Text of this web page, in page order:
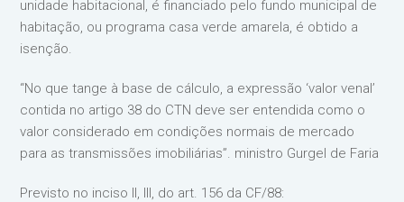
unidade habitacional, é financiado pelo fundo municipal de
habitação, ou programa casa verde amarela, é obtido a
isenção.
“No que tange à base de cálculo, a expressão ‘valor venal’
contida no artigo 38 do CTN deve ser entendida como o
valor considerado em condições normais de mercado
para as transmissões imobiliárias”. ministro Gurgel de Faria
Previsto no inciso II, III, do art. 156 da CF/88: